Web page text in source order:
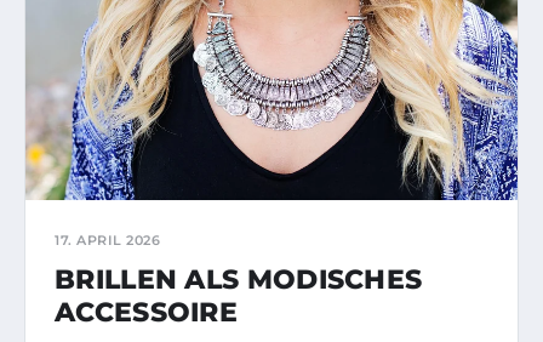
17. APRIL 2026
BRILLEN ALS MODISCHES
ACCESSOIRE